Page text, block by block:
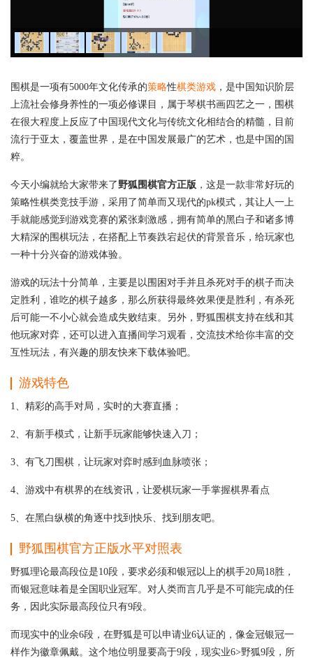
围棋是一项有5000年文化传承的策略性棋类游戏 ，是中国知识阶层
上流社会修身养性的一项必修课目，属于琴棋书画四艺之一，围棋
在很大程度上反应了中国现代文化与传统文化相结合的精髓，目前
流行于亚太，覆盖世界，是在中国发展最广的艺术，也是中国的国
粹。
今天小编就给大家带来了 野狐围棋官方正版 ，这是一款非常好玩的
策略性棋类竞技手游，采用了简单而又现代的pk模式，其让人一上
手就能感觉到游戏竞赛的紧张刺激感，拥有简单的黑白子和诸多博
大精深的围棋玩法，在搭配上节奏跌宕起伏的背景音乐，给玩家也
一种十分兴奋的游戏体验。
游戏的玩法十分简单，主要是以围困对手并且杀死对手的棋子而决
定胜利，谁吃的棋子越多，那么所获得最终效果便是胜利，有杀死
后可能一不小心就会造成失败结束。另外，野狐围棋支持在线和其
他玩家对弈，还可以进入直播间学习观看，交流技术给你丰富的交
互性玩法，有兴趣的朋友快来下载体验吧。
游戏特色
1、精彩的高手对局，实时的大赛直播；
2、有新手模式，让新手玩家能够快速入刀；
3、有飞刀围棋，让玩家对弈时感到血脉喷张；
4、游戏中有棋界的在线资讯，让爱棋玩家一手掌握棋界看点
5、在黑白纵横的角逐中找到快乐、找到朋友吧。
野狐围棋官方正版水平对照表
野狐理论最高段位是10段，要求必须和银冠以上的棋手20局18胜，
而银冠意味着是全国职业冠军。对人类而言几乎是不可能完成的任
务，因此实际最高段位只有9段。
而现实中的业余6段，在野狐是可以申请业6认证的，像金冠银冠一
样作为徽章佩戴。这个地位明显要高于9段，现实业6>野狐9段，所